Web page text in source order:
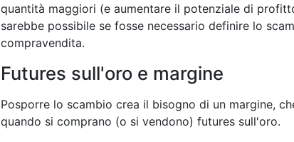
quantità maggiori (e aumentare il potenziale di
sarebbe possibile se fosse necessario definire lo
compravendita.
Futures sull'oro e margine
Posporre lo scambio crea il bisogno di un margine,
quando si comprano (o si vendono) futures sull'oro.